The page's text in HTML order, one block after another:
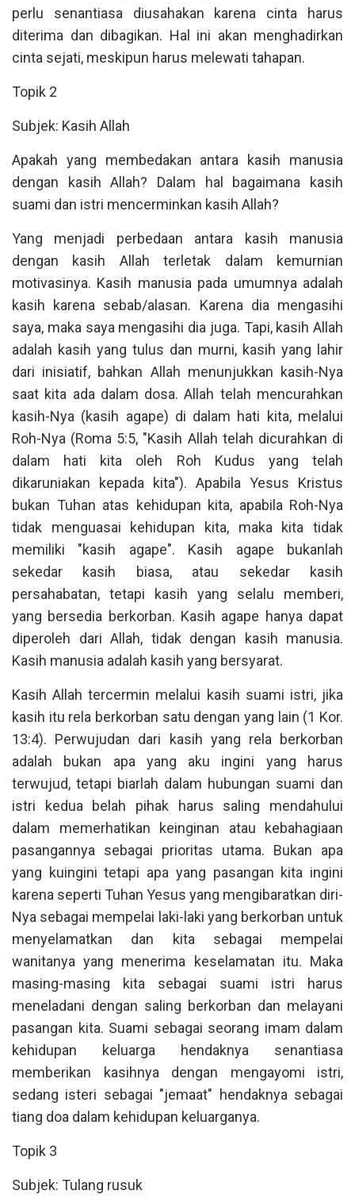
perlu senantiasa diusahakan karena cinta harus
diterima dan dibagikan. Hal ini akan menghadirkan
cinta sejati, meskipun harus melewati tahapan.
Topik 2
Subjek: Kasih Allah
Apakah yang membedakan antara kasih manusia
dengan kasih Allah? Dalam hal bagaimana kasih
suami dan istri mencerminkan kasih Allah?
Yang menjadi perbedaan antara kasih manusia
dengan kasih Allah terletak dalam kemurnian
motivasinya. Kasih manusia pada umumnya adalah
kasih karena sebab/alasan. Karena dia mengasihi
saya, maka saya mengasihi dia juga. Tapi, kasih Allah
adalah kasih yang tulus dan murni, kasih yang lahir
dari inisiatif, bahkan Allah menunjukkan kasih-Nya
saat kita ada dalam dosa. Allah telah mencurahkan
kasih-Nya (kasih agape) di dalam hati kita, melalui
Roh-Nya (Roma 5:5, "Kasih Allah telah dicurahkan di
dalam hati kita oleh Roh Kudus yang telah
dikaruniakan kepada kita"). Apabila Yesus Kristus
bukan Tuhan atas kehidupan kita, apabila Roh-Nya
tidak menguasai kehidupan kita, maka kita tidak
memiliki "kasih agape". Kasih agape bukanlah
sekedar kasih biasa, atau sekedar kasih
persahabatan, tetapi kasih yang selalu memberi,
yang bersedia berkorban. Kasih agape hanya dapat
diperoleh dari Allah, tidak dengan kasih manusia.
Kasih manusia adalah kasih yang bersyarat.
Kasih Allah tercermin melalui kasih suami istri, jika
kasih itu rela berkorban satu dengan yang lain (1 Kor.
13:4). Perwujudan dari kasih yang rela berkorban
adalah bukan apa yang aku ingini yang harus
terwujud, tetapi biarlah dalam hubungan suami dan
istri kedua belah pihak harus saling mendahului
dalam memerhatikan keinginan atau kebahagiaan
pasangannya sebagai prioritas utama. Bukan apa
yang kuingini tetapi apa yang pasangan kita ingini
karena seperti Tuhan Yesus yang mengibaratkan diri-
Nya sebagai mempelai laki-laki yang berkorban untuk
menyelamatkan dan kita sebagai mempelai
wanitanya yang menerima keselamatan itu. Maka
masing-masing kita sebagai suami istri harus
meneladani dengan saling berkorban dan melayani
pasangan kita. Suami sebagai seorang imam dalam
kehidupan keluarga hendaknya senantiasa
memberikan kasihnya dengan mengayomi istri,
sedang isteri sebagai "jemaat" hendaknya sebagai
tiang doa dalam kehidupan keluarganya.
Topik 3
Subjek: Tulang rusuk